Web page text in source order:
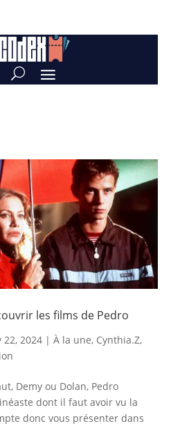
les films de Pedro
22, 2024| À la une, Cynthia.Z,
Demy ou Dolan, Pedro
dont il faut avoir vu la
donc vous présenter dans